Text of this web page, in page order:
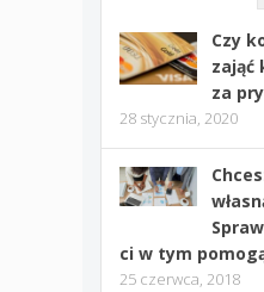
Czy
zająć
za
28 stycznia, 2020
ci w tym
25 czerwca, 2018